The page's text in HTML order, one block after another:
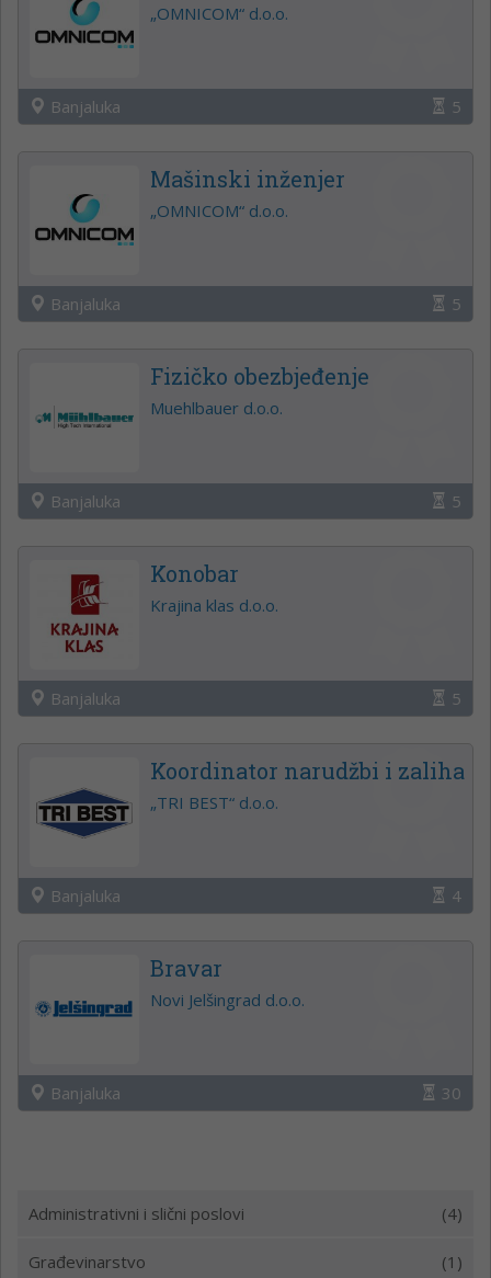
„OMNICOM“ d.o.o.
Banjaluka 5
Mašinski inženjer
„OMNICOM“ d.o.o.
Banjaluka 5
Fizičko obezbjeđenje
Muehlbauer d.o.o.
Banjaluka 5
Konobar
Krajina klas d.o.o.
Banjaluka 5
Koordinator narudžbi i zaliha
„TRI BEST“ d.o.o.
Banjaluka 4
Bravar
Novi Jelšingrad d.o.o.
Banjaluka 30
Administrativni i slični poslovi (4)
Građevinarstvo (1)